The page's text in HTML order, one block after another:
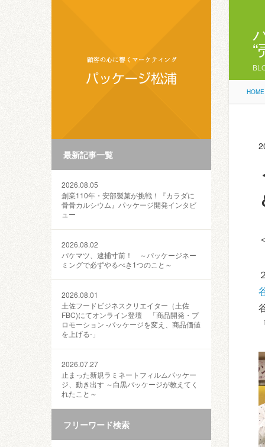
最新記事一覧
2026.08.05
創業110年・安部製菓が挑戦！『カラダに
骨骨カルシウム』パッケージ開発インタビ
ュー
2026.08.02
パケマツ、逮捕寸前！ ～パッケージネー
ミングで必ずやるべき1つのこと～
2026.08.01
土佐フードビジネスクリエイター（土佐
FBC)にてオンライン登壇 「商品開発・プ
ロモーション ‐パッケージを変え、商品価値
を上げる‐」
2026.07.27
止まった新規ラミネートフィルムパッケー
ジ、動き出す ～白黒パッケージが教えてく
れたこと～
フリーワード検索
HOME